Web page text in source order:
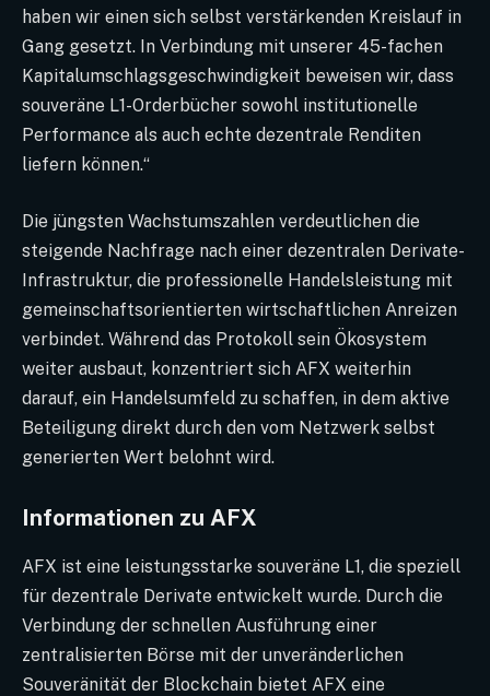
haben wir einen sich selbst verstärkenden Kreislauf in
Gang gesetzt. In Verbindung mit unserer 45-fachen
Kapitalumschlagsgeschwindigkeit beweisen wir, dass
souveräne L1-Orderbücher sowohl institutionelle
Performance als auch echte dezentrale Renditen
liefern können.“
Die jüngsten Wachstumszahlen verdeutlichen die
steigende Nachfrage nach einer dezentralen Derivate-
Infrastruktur, die professionelle Handelsleistung mit
gemeinschaftsorientierten wirtschaftlichen Anreizen
verbindet. Während das Protokoll sein Ökosystem
weiter ausbaut, konzentriert sich AFX weiterhin
darauf, ein Handelsumfeld zu schaffen, in dem aktive
Beteiligung direkt durch den vom Netzwerk selbst
generierten Wert belohnt wird.
Informationen zu AFX
AFX ist eine leistungsstarke souveräne L1, die speziell
für dezentrale Derivate entwickelt wurde. Durch die
Verbindung der schnellen Ausführung einer
zentralisierten Börse mit der unveränderlichen
Souveränität der Blockchain bietet AFX eine